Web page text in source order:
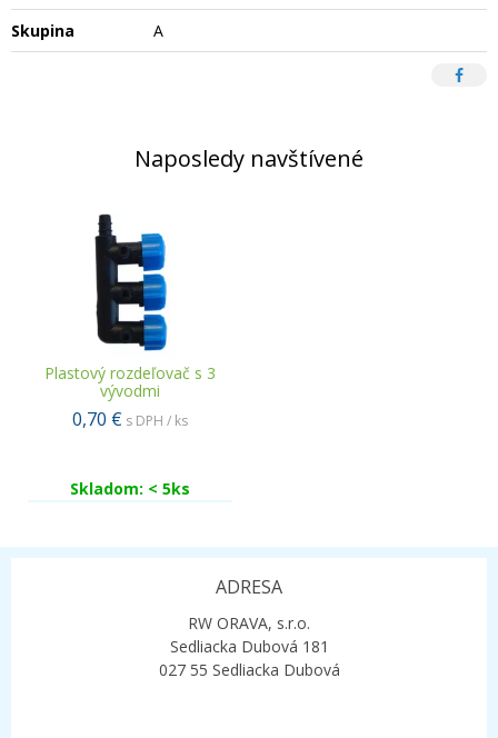
Skupina
A
Naposledy navštívené
Plastový rozdeľovač s 3
vývodmi
0,70 € s DPH / ks
Skladom: < 5ks
ADRESA
RW ORAVA, s.r.o.
Sedliacka Dubová 181
027 55 Sedliacka Dubová